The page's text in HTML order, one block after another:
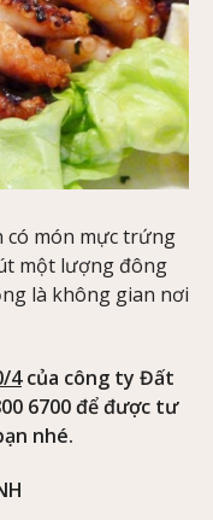
có món mực trứng
một lượng đông
là không gian nơi
4của công ty Đất
6700 để được tư
nhé.